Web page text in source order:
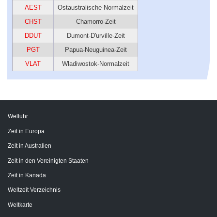
AEST
Ostaustralische Normalzeit
CHST
Chamorro-Zeit
DDUT
Dumont-D'urville-Zeit
PGT
Papua-Neuguinea-Zeit
VLAT
Wladiwostok-Normalzeit
Weltuhr
Zeit in Europa
Zeit in Australien
Zeit in den Vereinigten Staaten
Zeit in Kanada
Weltzeit Verzeichnis
Weltkarte